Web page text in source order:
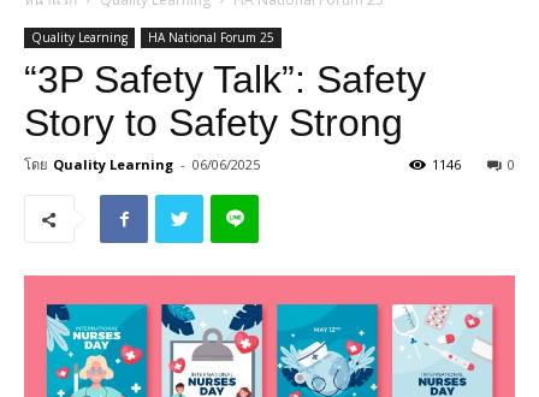
Quality Learning HA National Forum 25
“3P Safety Talk”: Safety
Story to Safety Strong
โดย Quality Learning - 06/06/2025 0
1146